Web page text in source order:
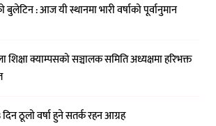
बुलेटिन : आज यी स्थानमा भारी वर्षाको पूर्वानुमान
शिक्षा क्याम्पसको सञ्चालक समिति अध्यक्षमा हरिभक्त
ठूलो वर्षा हुने सतर्क रहन आग्रह